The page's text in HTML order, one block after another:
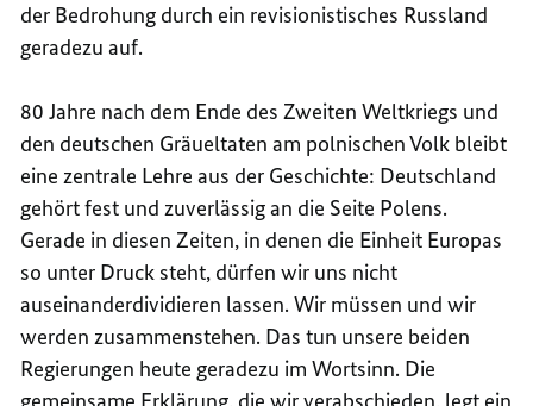
der Bedrohung durch ein revisionistisches Russland
geradezu auf.
80 Jahre nach dem Ende des Zweiten Weltkriegs und
den deutschen Gräueltaten am polnischen Volk bleibt
eine zentrale Lehre aus der Geschichte: Deutschland
gehört fest und zuverlässig an die Seite Polens.
Gerade in diesen Zeiten, in denen die Einheit Europas
so unter Druck steht, dürfen wir uns nicht
auseinanderdividieren lassen. Wir müssen und wir
werden zusammenstehen. Das tun unsere beiden
Regierungen heute geradezu im Wortsinn. Die